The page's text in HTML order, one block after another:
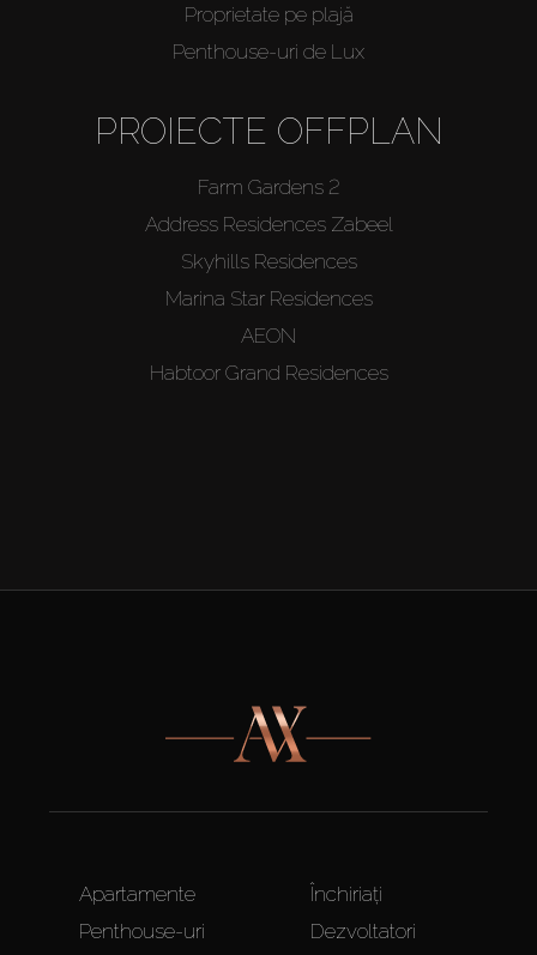
Proprietate pe plajă
Penthouse-uri de Lux
PROIECTE OFFPLAN
Farm Gardens 2
Address Residences Zabeel
Skyhills Residences
Marina Star Residences
AEON
Habtoor Grand Residences
Apartamente
Penthouse-uri
Închiriați
Dezvoltatori